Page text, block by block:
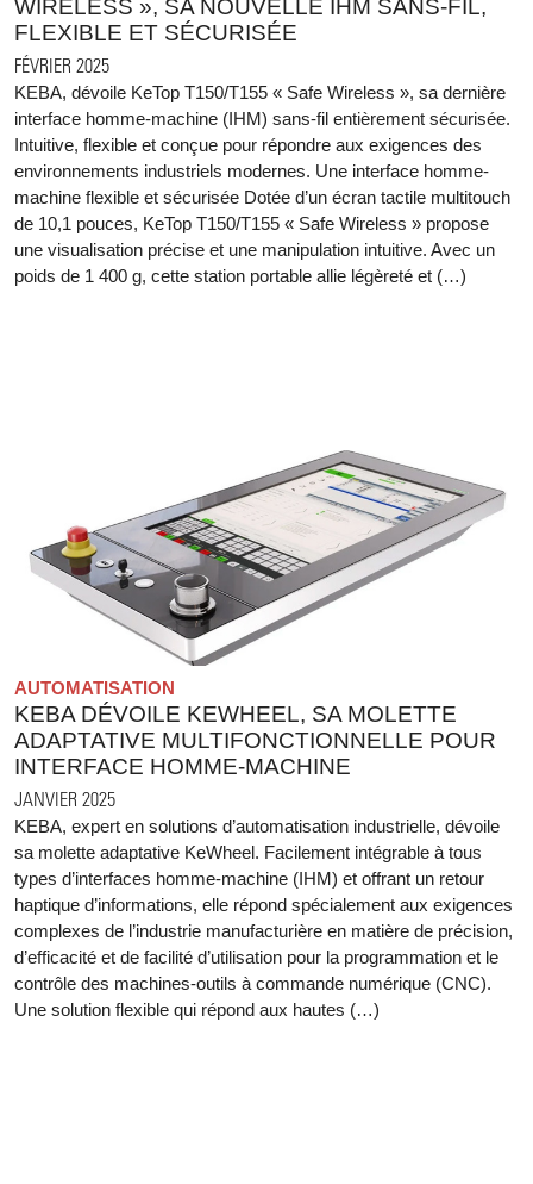
WIRELESS », SA NOUVELLE IHM SANS-FIL,
FLEXIBLE ET SÉCURISÉE
FÉVRIER 2025
KEBA, dévoile KeTop T150/T155 « Safe Wireless », sa dernière
interface homme-machine (IHM) sans-fil entièrement sécurisée.
Intuitive, flexible et conçue pour répondre aux exigences des
environnements industriels modernes. Une interface homme-
machine flexible et sécurisée Dotée d’un écran tactile multitouch
de 10,1 pouces, KeTop T150/T155 « Safe Wireless » propose
une visualisation précise et une manipulation intuitive. Avec un
poids de 1 400 g, cette station portable allie légèreté et (…)
AUTOMATISATION
KEBA DÉVOILE KEWHEEL, SA MOLETTE
ADAPTATIVE MULTIFONCTIONNELLE POUR
INTERFACE HOMME-MACHINE
JANVIER 2025
KEBA, expert en solutions d’automatisation industrielle, dévoile
sa molette adaptative KeWheel. Facilement intégrable à tous
types d’interfaces homme-machine (IHM) et offrant un retour
haptique d’informations, elle répond spécialement aux exigences
complexes de l’industrie manufacturière en matière de précision,
d’efficacité et de facilité d’utilisation pour la programmation et le
contrôle des machines-outils à commande numérique (CNC).
Une solution flexible qui répond aux hautes (…)